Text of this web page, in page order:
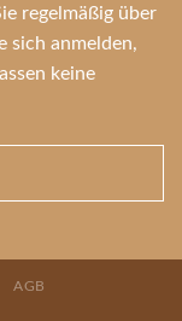
regelmäßig über
sich anmelden,
keine
AGB